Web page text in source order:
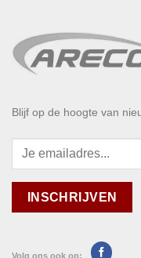
Blijf op de hoogte van
Volg ons ook op: